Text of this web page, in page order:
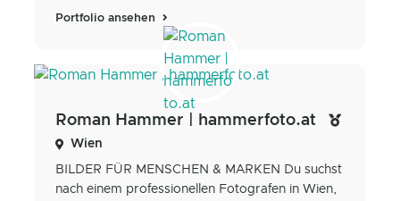
Portfolio ansehen
Roman Hammer | hammerfoto.at
Wien
BILDER FÜR MENSCHEN & MARKEN Du suchst
nach einem professionellen Fotografen in Wien,